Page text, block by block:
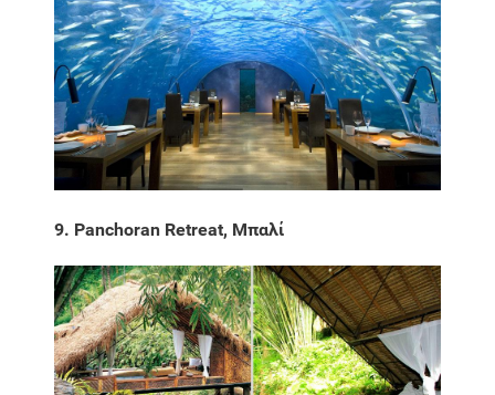
9. Panchoran Retreat, Μπαλί